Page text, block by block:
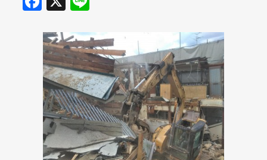
a
c
e
b
o
o
k
e